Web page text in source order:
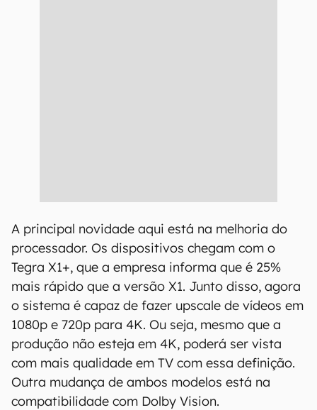
A principal novidade aqui está na melhoria do
processador. Os dispositivos chegam com o
Tegra X1+, que a empresa informa que é 25%
mais rápido que a versão X1. Junto disso, agora
o sistema é capaz de fazer upscale de vídeos em
1080p e 720p para 4K. Ou seja, mesmo que a
produção não esteja em 4K, poderá ser vista
com mais qualidade em TV com essa definição.
Outra mudança de ambos modelos está na
compatibilidade com Dolby Vision.